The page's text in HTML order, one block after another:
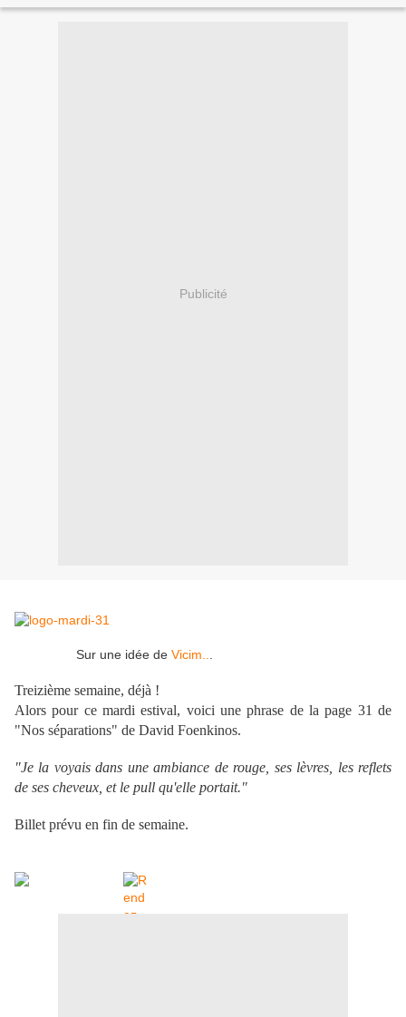
Publicité
Sur une idée de Vicim..
Treizième semaine, déjà !
Alors pour ce mardi estival, voici une phrase de la page 31 de
"Nos séparations" de David Foenkinos.
"Je la voyais dans une ambiance de rouge, ses lèvres, les reflets
de ses cheveux, et le pull qu'elle portait."
Billet prévu en fin de semaine.